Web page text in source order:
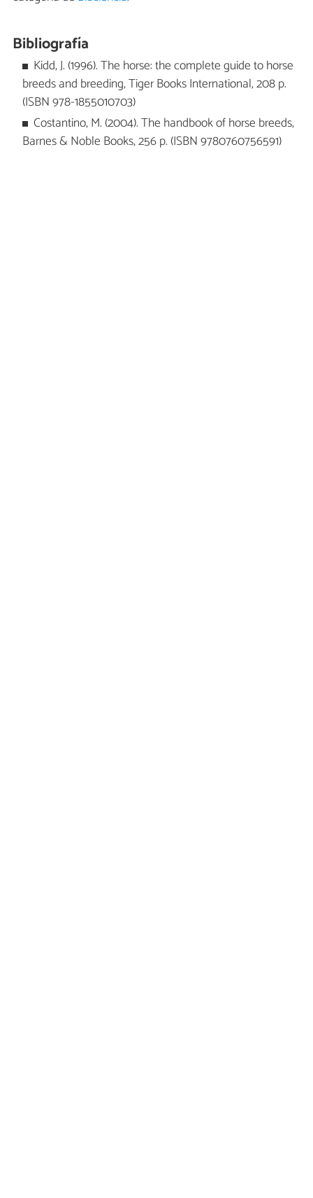
Bibliografía
Kidd, J. (1996). The horse: the complete guide to horse
breeds and breeding, Tiger Books International, 208 p.
(ISBN 978-1855010703)
Costantino, M. (2004). The handbook of horse breeds,
Barnes & Noble Books, 256 p. (ISBN 9780760756591)